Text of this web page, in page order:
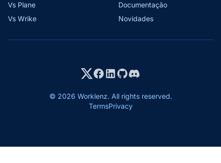
Vs Plane
Vs Wrike
Documentação
Novidades
© 2026 Worklenz. All rights reserved.
TermsPrivacy